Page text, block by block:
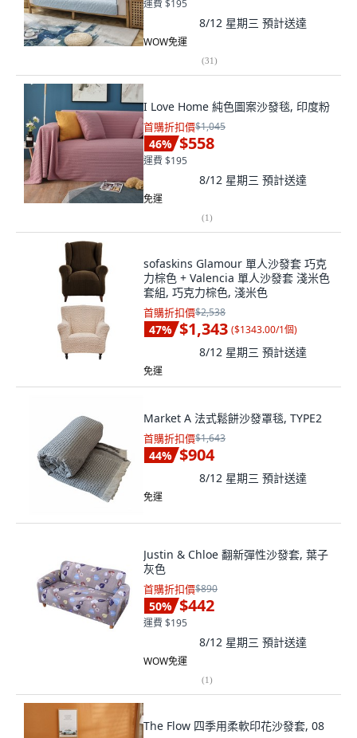
運費 $195
8/12 星期三 預計送達
WOW免運
(31)
I Love Home 純色圖案沙發毯, 印度粉
首購折扣價$1,045
46% $558
運費 $195
8/12 星期三 預計送達
免運
(1)
sofaskins Glamour 單人沙發套 巧克
力棕色 + Valencia 單人沙發套 淺米色
套組, 巧克力棕色, 淺米色
首購折扣價$2,538
47% $1,343 ($1343.00/1個)
8/12 星期三 預計送達
免運
Market A 法式鬆餅沙發罩毯, TYPE2
首購折扣價$1,643
44% $904
8/12 星期三 預計送達
免運
Justin & Chloe 翻新彈性沙發套, 葉子
灰色
首購折扣價$890
50% $442
運費 $195
8/12 星期三 預計送達
WOW免運
(1)
The Flow 四季用柔軟印花沙發套, 08